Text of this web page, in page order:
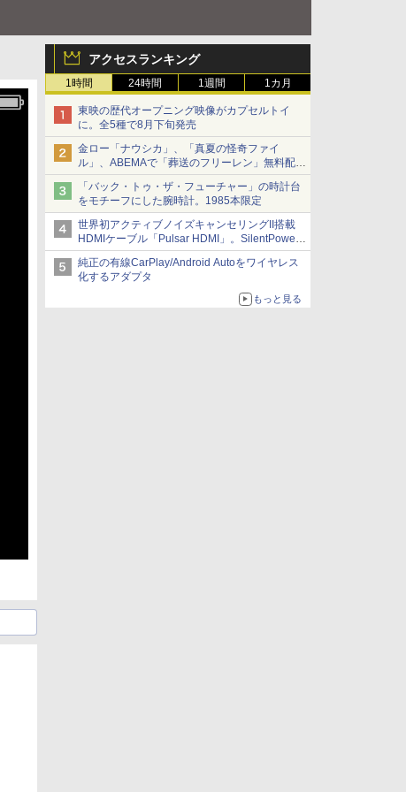
アクセスランキング
1時間 24時間 1週間 1カ月
東映の歴代オープニング映像がカプセルトイ
に。全5種で8月下旬発売
金ロー「ナウシカ」、「真夏の怪奇ファイ
ル」、ABEMAで「葬送のフリーレン」無料配信
など。夏の特番・配信情報
「バック・トゥ・ザ・フューチャー」の時計台
をモチーフにした腕時計。1985本限定
世界初アクティブノイズキャンセリングII搭載
HDMIケーブル「Pulsar HDMI」。SilentPower
から
純正の有線CarPlay/Android Autoをワイヤレス
化するアダプタ
もっと見る